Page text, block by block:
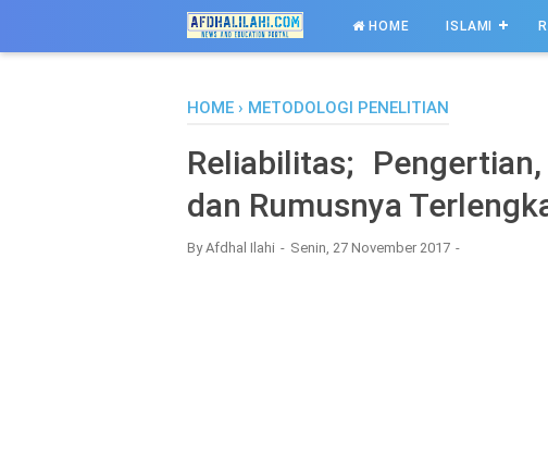
HOME ISLAMI
HOME › METODOLOGI PENELITIAN
Reliabilitas;
dan Rumusnya
ByAfdhal Ilahi Senin, 27 November 2017